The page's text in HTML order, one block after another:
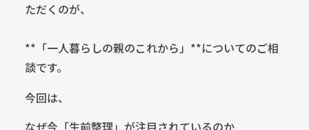
ただくのが、
**「一人暮らしの親のこれから」**についてのご相
談です。
今回は、
なぜ今「生前整理」が注目されているのか